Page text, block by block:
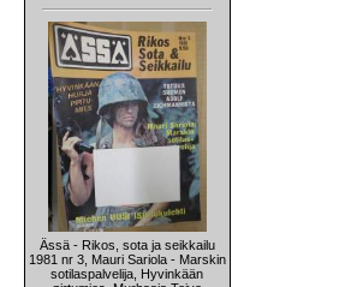
Ässä - Rikos, sota ja seikkailu
1981 nr 3, Mauri Sariola - Marskin
sotilaspalvelija, Hyvinkään